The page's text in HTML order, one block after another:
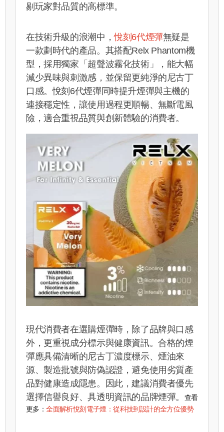
剔玩家對品質的高標準。
在技術升級的浪潮中，悅刻6代煙彈無疑是
一款劃時代的產品。其搭配Relx Phantom機
型，採用獨家「超聲波霧化技術」，能大幅
減少異味與刺激感，並保留更純淨的尼古丁
口感。悅刻6代煙彈同時提升煙彈與主機的
連接穩定性，讓使用過程更順暢、無斷電風
險，適合重視品質與創新體驗的消費者。
現代消費者在選購煙彈時，除了品牌與口感
外，更重視成分標示與健康資訊。合格的煙
彈應具備清晰的尼古丁濃度標示、煙油來
源、製造批號與防偽認證，避免使用劣質產
品對健康造成隱患。因此，建議消費者優先
選擇信譽良好、具透明資訊的品牌煙彈。查看
更多：全面解析悅刻電子煙：從科技到設計的全方位優勢